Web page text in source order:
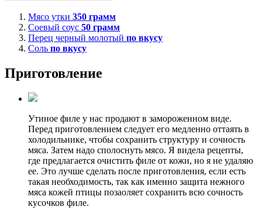
Мясо утки 350 грамм
Соевый соус 50 грамм
Перец черный молотый по вкусу
Соль по вкусу
Приготовление
Утиное филе у нас продают в замороженном виде.
Перед приготовлением следует его медленно оттаять в
холодильнике, чтобы сохранить структуру и сочность
мяса. Затем надо сполоснуть мясо. Я видела рецепты,
где предлагается очистить филе от кожи, но я не удаляю
ее. Это лучше сделать после приготовления, если есть
такая необходимость, так как именно защита нежного
мяса кожей птицы позаоляет сохранить всю сочность
кусочков филе.